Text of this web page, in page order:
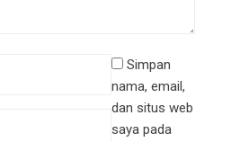
Simpan
nama, email,
dan situs web
saya pada